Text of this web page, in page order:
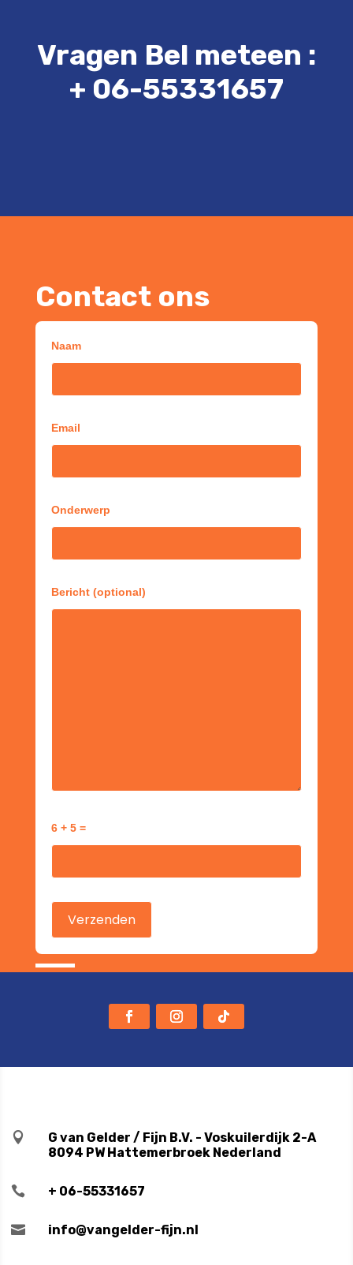
Vragen Bel meteen :
+ 06-55331657
Contact ons
Naam
Email
Onderwerp
Bericht (optional)
6 + 5 =

G van Gelder / Fijn B.V. - Voskuilerdijk 2-A
8094 PW Hattemerbroek Nederland
 + 06-55331657
 info@vangelder-fijn.nl